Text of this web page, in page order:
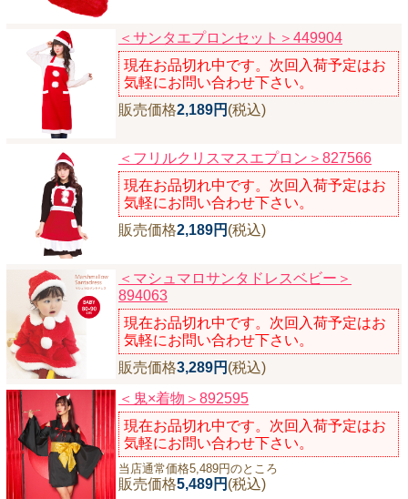
＜サンタエプロンセット＞449904
現在お品切れ中です。次回入荷予定はお
気軽にお問い合わせ下さい。
販売価格2,189円 (税込)
＜フリルクリスマスエプロン＞827566
現在お品切れ中です。次回入荷予定はお
気軽にお問い合わせ下さい。
販売価格2,189円 (税込)
＜マシュマロサンタドレスベビー＞
894063
現在お品切れ中です。次回入荷予定はお
気軽にお問い合わせ下さい。
販売価格3,289円 (税込)
＜鬼×着物＞892595
現在お品切れ中です。次回入荷予定はお
気軽にお問い合わせ下さい。
当店通常価格5,489円のところ
販売価格5,489円 (税込)